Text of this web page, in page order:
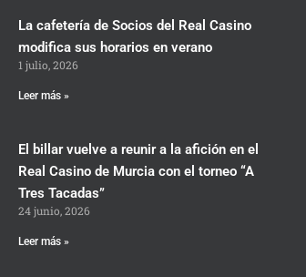
La cafetería de Socios del Real Casino
modifica sus horarios en verano
1 julio, 2026
Leer más »
El billar vuelve a reunir a la afición en el
Real Casino de Murcia con el torneo “A
Tres Tacadas”
24 junio, 2026
Leer más »